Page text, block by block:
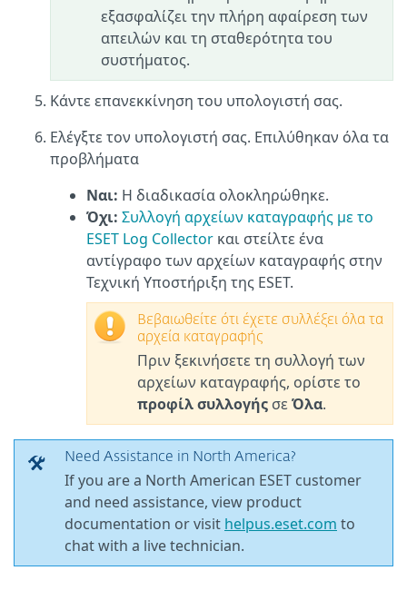
εξασφαλίζει την πλήρη αφαίρεση των
απειλών και τη σταθερότητα του
συστήματος.
Κάντε επανεκκίνηση του υπολογιστή σας.
Ελέγξτε τον υπολογιστή σας. Επιλύθηκαν όλα τα
προβλήματα
Ναι: Η διαδικασία ολοκληρώθηκε.
Όχι: Συλλογή αρχείων καταγραφής με το
ESET Log Collector και στείλτε ένα
αντίγραφο των αρχείων καταγραφής στην
Τεχνική Υποστήριξη της ESET.
Βεβαιωθείτε ότι έχετε συλλέξει όλα τα
αρχεία καταγραφής
Πριν ξεκινήσετε τη συλλογή των
αρχείων καταγραφής, ορίστε το
προφίλ συλλογής σε Όλα.
Need Assistance in North America?
If you are a North American ESET customer
and need assistance, view product
documentation or visit helpus.eset.com to
chat with a live technician.